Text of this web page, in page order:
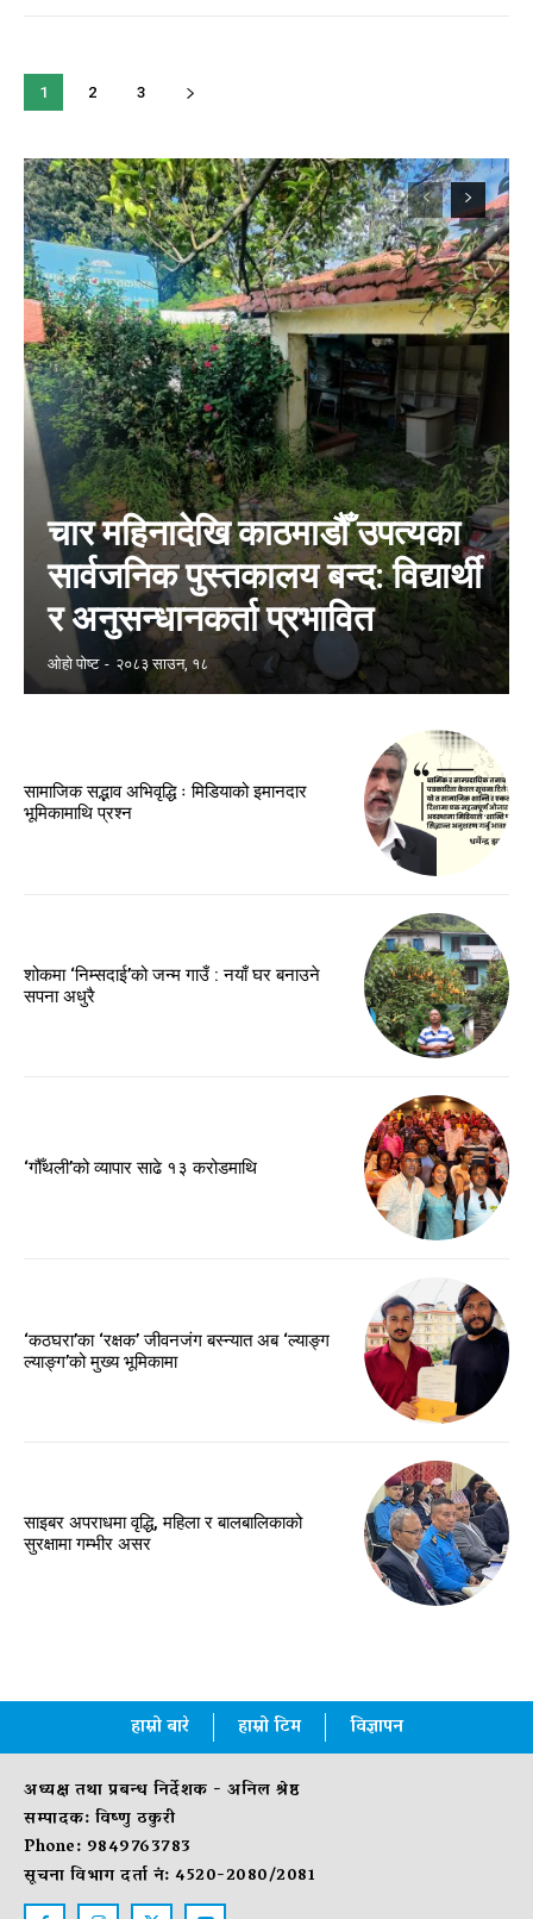
1 2 3
चार महिनादेखि काठमाडौँ उपत्यका
सार्वजनिक पुस्तकालय बन्द: विद्यार्थी
र अनुसन्धानकर्ता प्रभावित
ओहो पोष्ट - २०८३ साउन, १८
सामाजिक सद्भाव अभिवृद्धि ः मिडियाको इमानदार
भूमिकामाथि प्रश्न
शोकमा ‘निम्सदाई’को जन्म गाउँ : नयाँ घर बनाउने
सपना अधुरै
‘गौँथली’को व्यापार साढे १३ करोडमाथि
‘कठघरा’का ‘रक्षक’ जीवनजंग बस्न्यात अब ‘ल्याङ्ग
ल्याङ्ग’को मुख्य भूमिकामा
साइबर अपराधमा वृद्धि, महिला र बालबालिकाको
सुरक्षामा गम्भीर असर
हाम्रो बारे हाम्रो टिम विज्ञापन
अध्यक्ष तथा प्रबन्ध निर्देशक - अनिल श्रेष्ठ
सम्पादक: विष्णु ठकुरी
Phone: 9849763783
सूचना विभाग दर्ता नं: 4520-2080/2081